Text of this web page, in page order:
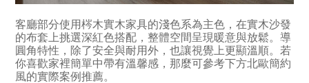
客廳部分使用梣木實木家具的淺色系為主色，在實木沙發
的布套上挑選深紅色搭配，整體空間呈現暖意與放鬆。導
圓角特性，除了安全與耐用外，也讓視覺上更顯溫順。若
你喜歡家裡簡單中帶有溫馨感，那麼可參考下方北歐簡約
風的實際案例推薦。